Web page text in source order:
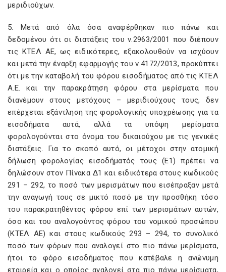
μεριδιούχων.
5. Μετά από όλα όσα αναφέρθηκαν πιο πάνω και
δεδομένου ότι οι διατάξεις του ν.2963/2001 που διέπουν
τις ΚΤΕΛ ΑΕ, ως ειδικότερες, εξακολουθούν να ισχύουν
και μετά την έναρξη εφαρμογής του ν.4172/2013, προκύπτει
ότι με την καταβολή του φόρου εισοδήματος από τις ΚΤΕΛ
Α.Ε. και την παρακράτηση φόρου στα μερίσματα που
διανέμουν στους μετόχους – μεριδιούχους τους, δεν
επέρχεται εξάντληση της φορολογικής υποχρέωσης για τα
εισοδήματα αυτά, αλλά τα υπόψη μερίσματα
φορολογούνται στο όνομα του δικαιούχου με τις γενικές
διατάξεις. Για το σκοπό αυτό, οι μέτοχοι στην ατομική
δήλωση φορολογίας εισοδήματός τους (Ε1) πρέπει να
δηλώσουν στον Πίνακα Δ1 και ειδικότερα στους κωδικούς
291 – 292, το ποσό των μερισμάτων που εισέπραξαν μετά
την αναγωγή τους σε μικτό ποσό με την προσθήκη τόσο
του παρακρατηθέντος φόρου επί των μερισμάτων αυτών,
όσο και του αναλογούντος φόρου του νομικού προσώπου
(ΚΤΕΛ ΑΕ) και στους κωδικούς 293 – 294, το συνολικό
ποσό των φόρων που αναλογεί στο πιο πάνω μερίσματα,
ήτοι το φόρο εισοδήματος που κατέβαλε η ανώνυμη
εταιρεία και ο οποίος αναλογεί στα πιο πάνω μερίσματα,